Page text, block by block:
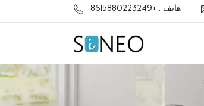
هاتف : +8615880223249